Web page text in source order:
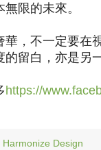
限的未來。
華，不一定要在
的留白，亦是另
https://
Harmonize Design